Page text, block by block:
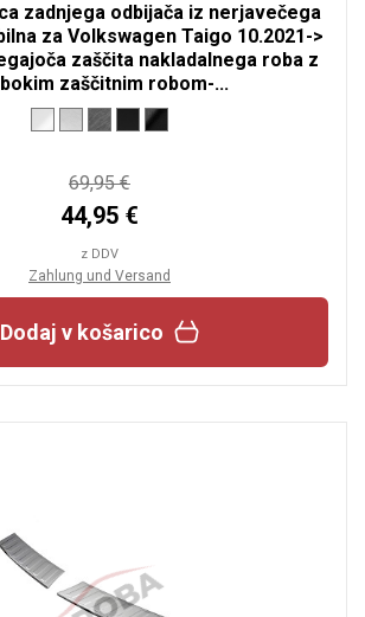
zadnjega odbijača iz nerjavečega
za Volkswagen Taigo 10.2021->
zaščita nakladalnega roba z
zaščitnim robom-...
69,95 €
44,95 €
z DDV
Zahlung und Versand
Dodaj v košarico